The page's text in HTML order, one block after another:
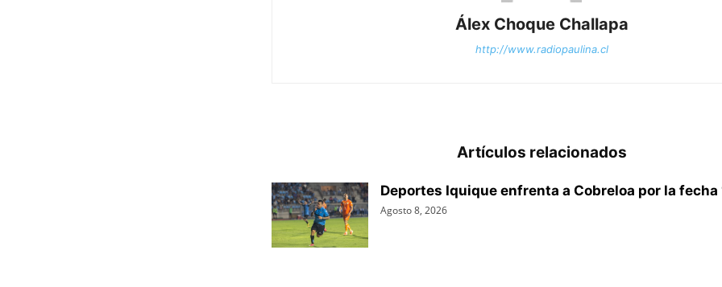
Álex Choque Challapa
http://www.radiopaulina.cl
Artículos relacionados
Deportes Iquique enfrenta a Cobreloa por la fecha
Agosto 8, 2026